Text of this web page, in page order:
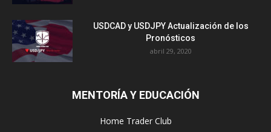
USDCAD y USDJPY Actualización de los
Pronósticos
abril 29, 2020
MENTORÍA Y EDUCACIÓN
Home Trader Club